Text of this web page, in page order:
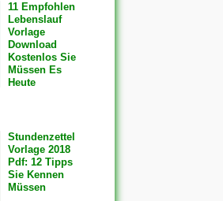
11 Empfohlen
Lebenslauf
Vorlage
Download
Kostenlos Sie
Müssen Es
Heute
Stundenzettel
Vorlage 2018
Pdf: 12 Tipps
Sie Kennen
Müssen